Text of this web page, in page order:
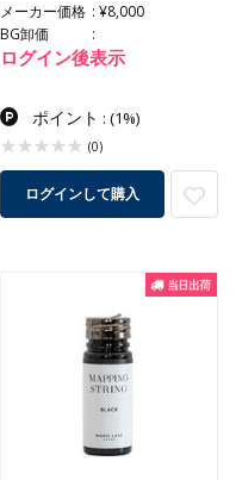
メーカー価格
¥8,000
BG卸価
ログイン後表示
ポイント :(1%)
(0)
ログインして購入